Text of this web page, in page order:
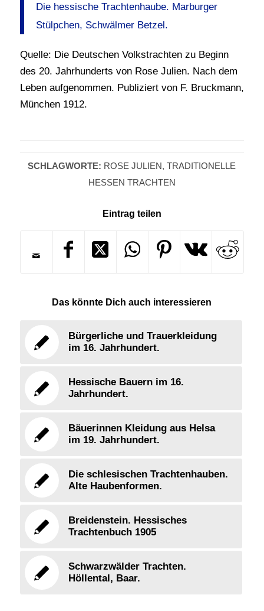
Die hessische Trachtenhaube. Marburger
Stülpchen, Schwälmer Betzel.
Quelle: Die Deutschen Volkstrachten zu Beginn
des 20. Jahrhunderts von Rose Julien. Nach dem
Leben aufgenommen. Publiziert von F. Bruckmann,
München 1912.
SCHLAGWORTE: ROSE JULIEN,TRADITIONELLE
HESSEN TRACHTEN
Eintrag teilen
Das könnte Dich auch interessieren
Bürgerliche und Trauerkleidung
im 16. Jahrhundert.
Hessische Bauern im 16.
Jahrhundert.
Bäuerinnen Kleidung aus Helsa
im 19. Jahrhundert.
Die schlesischen Trachtenhauben.
Alte Haubenformen.
Breidenstein. Hessisches
Trachtenbuch 1905
Schwarzwälder Trachten.
Höllental, Baar.